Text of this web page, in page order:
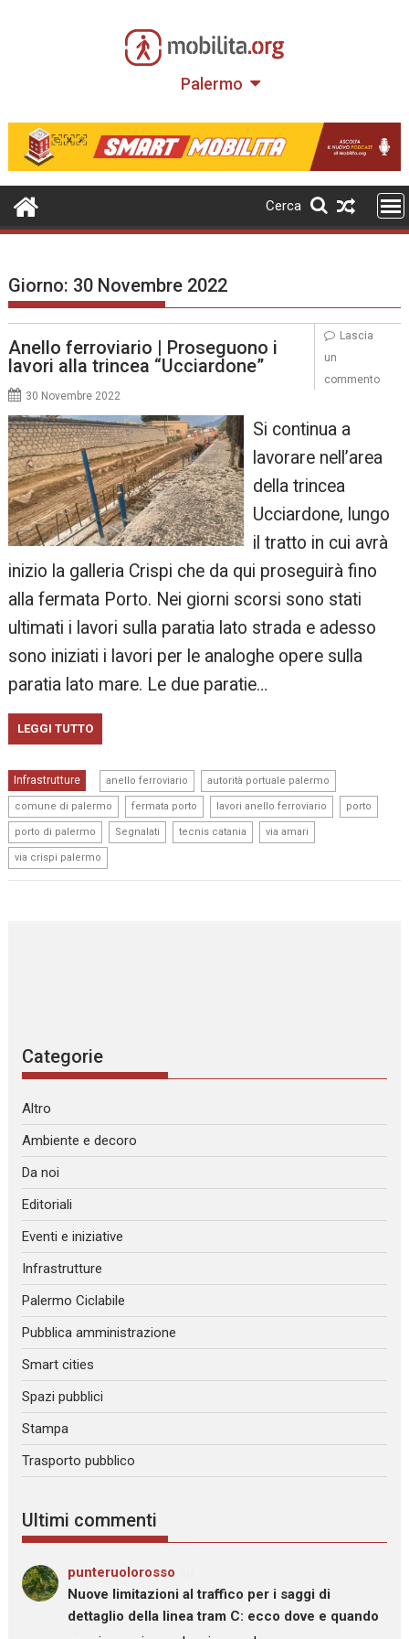
Palermo
Cerca
Giorno: 30 Novembre 2022
Anello ferroviario | Proseguono i
lavori alla trincea “Ucciardone”
30 Novembre 2022
Si continua a
lavorare nell’area
della trincea
Ucciardone, lungo
il tratto in cui avrà
inizio la galleria Crispi che da qui proseguirà fino
alla fermata Porto. Nei giorni scorsi sono stati
ultimati i lavori sulla paratia lato strada e adesso
sono iniziati i lavori per le analoghe opere sulla
paratia lato mare. Le due paratie…
LEGGI TUTTO
Infrastrutture anello ferroviario autorità portuale palermo
comune di palermo fermata porto lavori anello ferroviario porto
porto di palermo Segnalati tecnis catania via amari
via crispi palermo
Lascia
un
commento
Categorie
Altro
Ambiente e decoro
Da noi
Editoriali
Eventi e iniziative
Infrastrutture
Palermo Ciclabile
Pubblica amministrazione
Smart cities
Spazi pubblici
Stampa
Trasporto pubblico
Ultimi commenti
punteruolorosso
Nuove limitazioni al traffico per i saggi di
dettaglio della linea tram C: ecco dove e quando